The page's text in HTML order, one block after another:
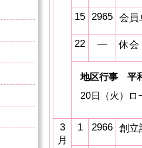
15 2965 会員
22 ― 休会
地区行事 平
20日（火）ロ
3
月
1 2966 創立